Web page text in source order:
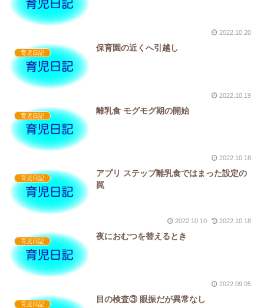
2022.10.20
育児日記
保育園の近くへ引越し
2022.10.19
育児日記
離乳食 モグモグ期の開始
2022.10.18
育児日記
アプリ ステップ離乳食ではまった設定の
罠
2022.10.10 2022.10.18
育児日記
夜におむつを替えるとき
2022.09.05
育児日記
目の検査③ 眼振だが異常なし